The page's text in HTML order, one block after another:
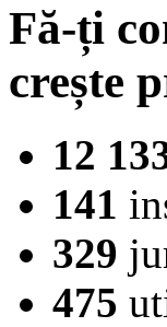
Fă-ți
crește
12
141
329
475